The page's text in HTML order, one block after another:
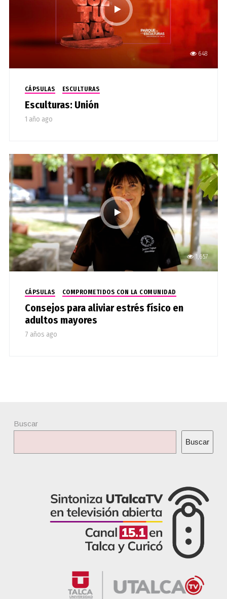
648
CÁPSULAS ESCULTURAS
Esculturas: Unión
1 año ago
1,657
CÁPSULAS COMPROMETIDOS CON LA COMUNIDAD
Consejos para aliviar estrés físico en
adultos mayores
7 años ago
Buscar
Buscar